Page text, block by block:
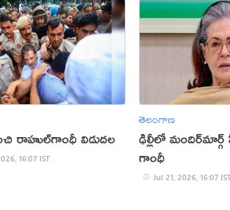
రాహుల్‌గాంధీ విడుదల
16:07 IST
తెలంగాణ
ఢిల్లీలో
గాంధీ
Jul 21, 2026, 16:07